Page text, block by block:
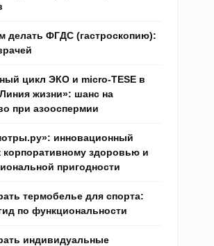
делать ФГДС (гастроскопию):
цикл ЭКО и micro-TESE в
жизни»: шанс на
при азооспермии
инновационный
корпоративному здоровью и
пригодности
термобелье для спорта:
по функциональности
индивидуальные